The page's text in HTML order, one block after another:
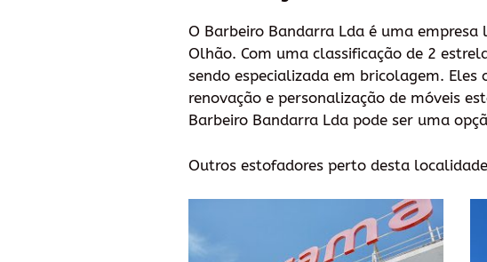
O Barbeiro Bandarra Lda é uma
Olhão. Com uma classificação de 2
sendo especializada em bricolagem.
renovação e personalização de móveis
Barbeiro Bandarra Lda pode ser uma
Outros estofadores perto desta